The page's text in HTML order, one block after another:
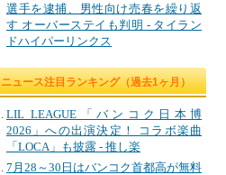
選手を逮捕、男性向け売春を繰り返
す オーバーステイも判明 - タイラン
ドハイパーリンクス
ニュース注目ランキング（過去1ヶ月）
LIL LEAGUE「バンコク日本博
2026」への出演決定！ コラボ楽曲
「LOCA」も披露 - 推し楽
7月28～30日はバンコク首都高が無料